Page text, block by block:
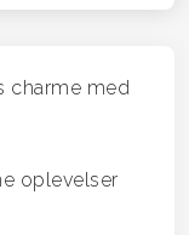
charme med
oplevelser